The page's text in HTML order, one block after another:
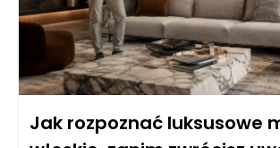
Jak rozpoznać luksusowe